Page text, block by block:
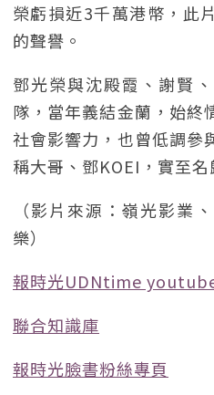
榮虧損近3千萬港幣，此
的聲譽。
鄧光榮與沈殿霞、謝賢
隊，當年義結金蘭，始終
社會影響力，也曾低調參
稱大哥、鄧KOEI，實至名
（影片來源：嶺光影業
樂）
報時光UDNtime
聯合知識庫
報時光臉書粉絲專頁